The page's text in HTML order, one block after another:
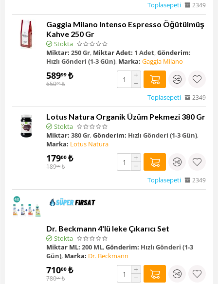
Toplasepeti 2349
Gaggia Milano Intenso Espresso Öğütülmüş
Kahve 250 Gr
Stokta
Miktar: 250 Gr, Miktar Adet: 1 Adet,Gönderim:
Hızlı Gönderi (1-3 Gün), Marka: Gaggia Milano
58999 ₺
65000 ₺
+
−
Toplasepeti 2349
Lotus Natura Organik Üzüm Pekmezi 380 Gr
Stokta
Miktar: 380 Gr,Gönderim: Hızlı Gönderi (1-3 Gün),
Marka: Lotus Natura
17900 ₺
18900 ₺
+
−
Toplasepeti 2349
Dr. Beckmann 4'lü leke Çıkarıcı Set
Stokta
Miktar ML: 200 ML,Gönderim: Hızlı Gönderi (1-3
Gün), Marka: Dr. Beckmann
71000 ₺
78000 ₺
+
−